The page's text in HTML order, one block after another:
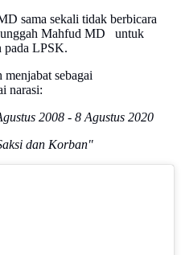
sama sekali tidak berbicara
Mahfud MD untuk
pada LPSK.
sebagai
narasi:
2008 - 8 Agustus 2020
dan Korban"